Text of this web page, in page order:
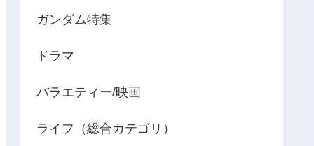
ガンダム特集
ドラマ
バラエティー/映画
ライフ（総合カテゴリ）